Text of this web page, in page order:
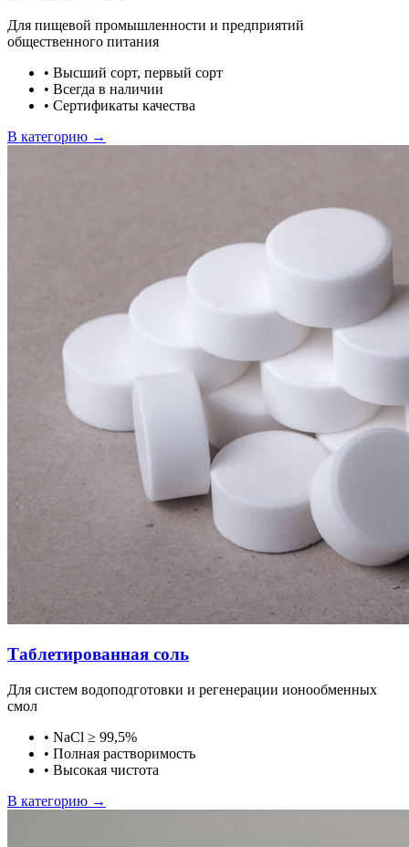
Для пищевой промышленности и предприятий
общественного питания
• Высший сорт, первый сорт
• Всегда в наличии
• Сертификаты качества
В категорию →
Таблетированная соль
Для систем водоподготовки и регенерации ионообменных
смол
• NaCl ≥ 99,5%
• Полная растворимость
• Высокая чистота
В категорию →